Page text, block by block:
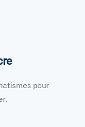
pour